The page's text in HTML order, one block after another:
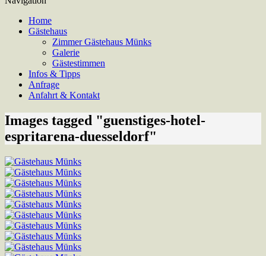
Home
Gästehaus
Zimmer Gästehaus Münks
Galerie
Gästestimmen
Infos & Tipps
Anfrage
Anfahrt & Kontakt
Images tagged "guenstiges-hotel-
espritarena-duesseldorf"